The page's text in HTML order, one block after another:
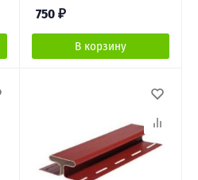
750 ₽
В корзину